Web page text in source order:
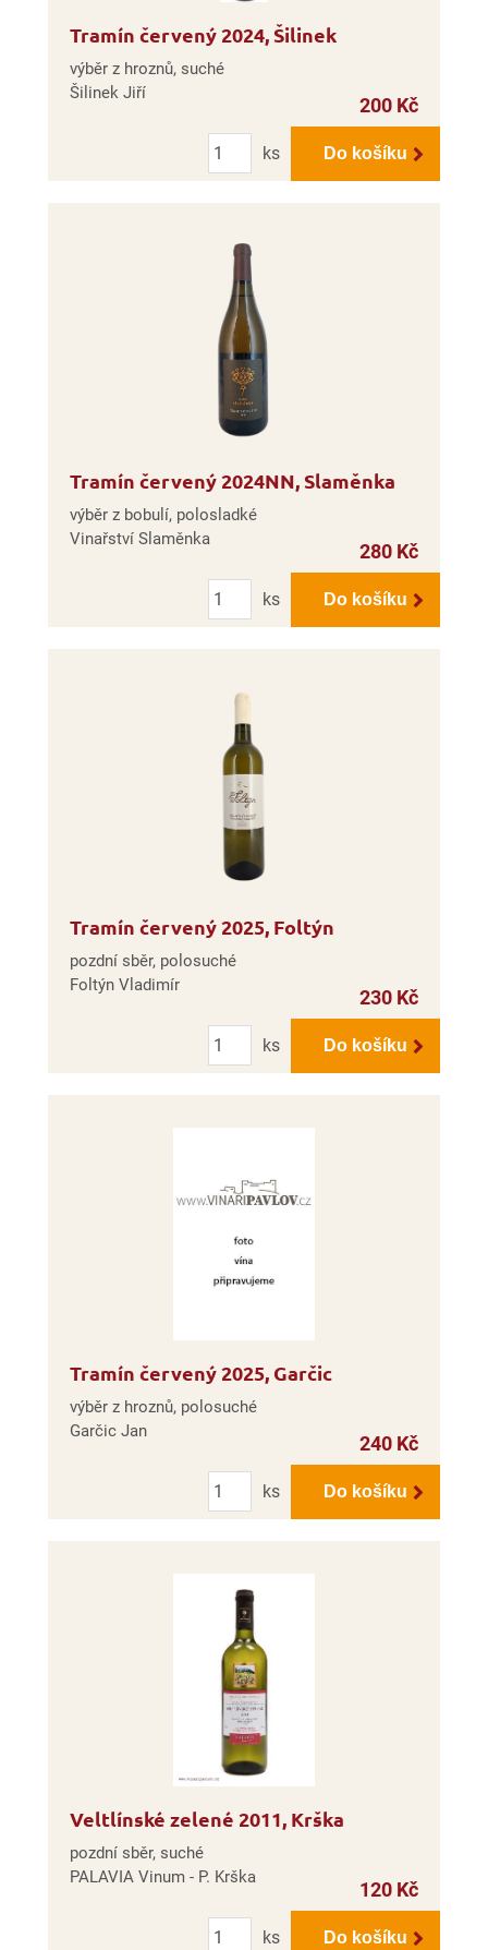
Tramín červený 2024, Šilinek
výběr z hroznů, suché
Šilinek Jiří
200 Kč
Počet
ks
Do košíku
Tramín červený 2024NN, Slaměnka
výběr z bobulí, polosladké
Vinařství Slaměnka
280 Kč
Počet
ks
Do košíku
Tramín červený 2025, Foltýn
pozdní sběr, polosuché
Foltýn Vladimír
230 Kč
Počet
ks
Do košíku
Tramín červený 2025, Garčic
výběr z hroznů, polosuché
Garčic Jan
240 Kč
Počet
ks
Do košíku
Veltlínské zelené 2011, Krška
pozdní sběr, suché
PALAVIA Vinum - P. Krška
120 Kč
Počet
ks
Do košíku